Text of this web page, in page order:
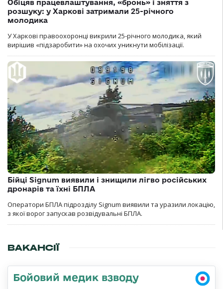
Обіцяв працевлаштування, «бронь» і зняття з
розшуку: у Харкові затримали 25-річного
молодика
У Харкові правоохоронці викрили 25-річного молодика, який
вирішив «підзаробити» на охочих уникнути мобілізації.
Бійці Signum виявили і знищили лігво російських
дронарів та їхні БПЛА
Оператори БПЛА підрозділу Signum виявили та уразили локацію,
з якої ворог запускав розвідувальні БПЛА.
ВАКАНСІЇ
Бойовий медик взводу